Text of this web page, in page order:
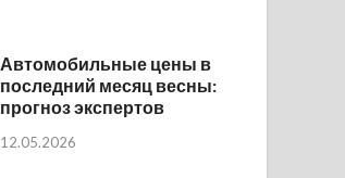
Автомобильные цены в
последний месяц весны:
прогноз экспертов
12.05.2026